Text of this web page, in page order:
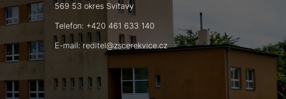
569 53 okres Svitavy
Telefon: +420 461 633 140
E-mail:reditel@zscerekvice.cz